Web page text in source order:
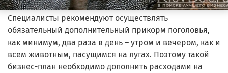
Специалисты рекомендуют осуществлять
обязательный дополнительный прикорм поголовья,
как минимум, два раза в день – утром и вечером, как и
всем животным, пасущимся на лугах. Поэтому такой
бизнес-план необходимо дополнить расходами на